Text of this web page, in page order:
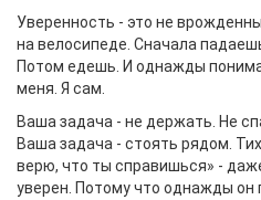
Уверенность - это не
на велосипеде. Сначала
Потом едешь. И однажды
меня. Я сам.
Ваша задача - не держать. Не
Ваша задача - стоять рядом.
верю, что ты справишься» -
уверен. Потому что однажды он